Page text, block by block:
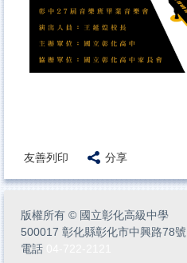
友善列印 分享
版權所有 © 國立彰化高級中學
500017 彰化縣彰化市中興路78號
電話